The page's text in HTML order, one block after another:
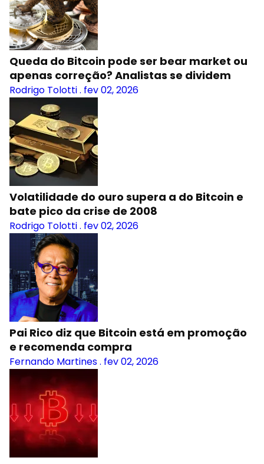
Queda do Bitcoin pode ser bear market ou
apenas correção? Analistas se dividem
Rodrigo Tolotti. fev 02, 2026
Volatilidade do ouro supera a do Bitcoin e
bate pico da crise de 2008
Rodrigo Tolotti. fev 02, 2026
Pai Rico diz que Bitcoin está em promoção
e recomenda compra
Fernando Martines. fev 02, 2026